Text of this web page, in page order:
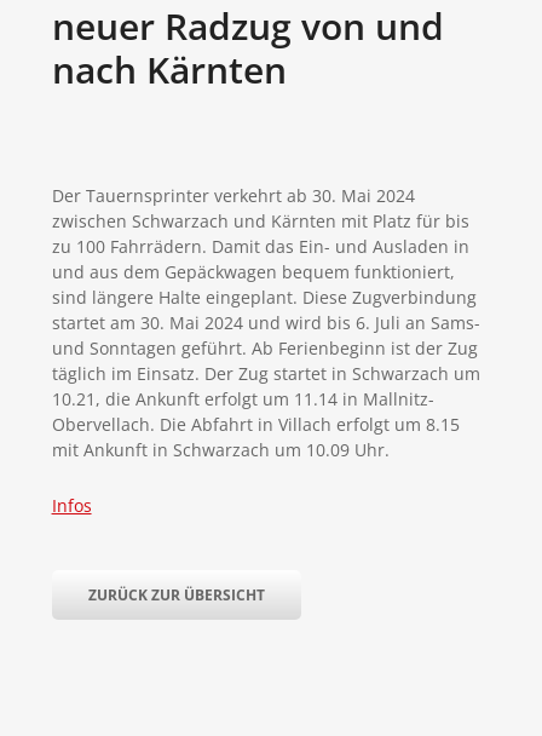
neuer Radzug von und
nach Kärnten
Der Tauernsprinter verkehrt ab 30. Mai 2024
zwischen Schwarzach und Kärnten mit Platz für bis
zu 100 Fahrrädern. Damit das Ein- und Ausladen in
und aus dem Gepäckwagen bequem funktioniert,
sind längere Halte eingeplant. Diese Zugverbindung
startet am 30. Mai 2024 und wird bis 6. Juli an Sams-
und Sonntagen geführt. Ab Ferienbeginn ist der Zug
täglich im Einsatz. Der Zug startet in Schwarzach um
10.21, die Ankunft erfolgt um 11.14 in Mallnitz-
Obervellach. Die Abfahrt in Villach erfolgt um 8.15
mit Ankunft in Schwarzach um 10.09 Uhr.
Infos
ZURÜCK ZUR ÜBERSICHT